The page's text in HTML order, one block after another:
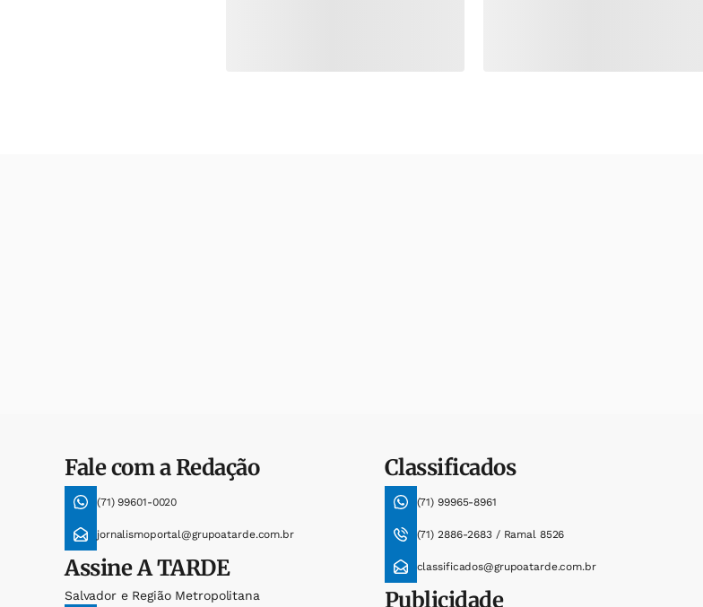
Fale com a Redação
(71) 99601-0020
jornalismoportal@grupoatarde.com.br
AssineA TARDE
Salvador e Região Metropolitana
Classificados
(71) 99965-8961
(71) 2886-2683 / Ramal 8526
classificados@grupoatarde.com.br
Publicidade